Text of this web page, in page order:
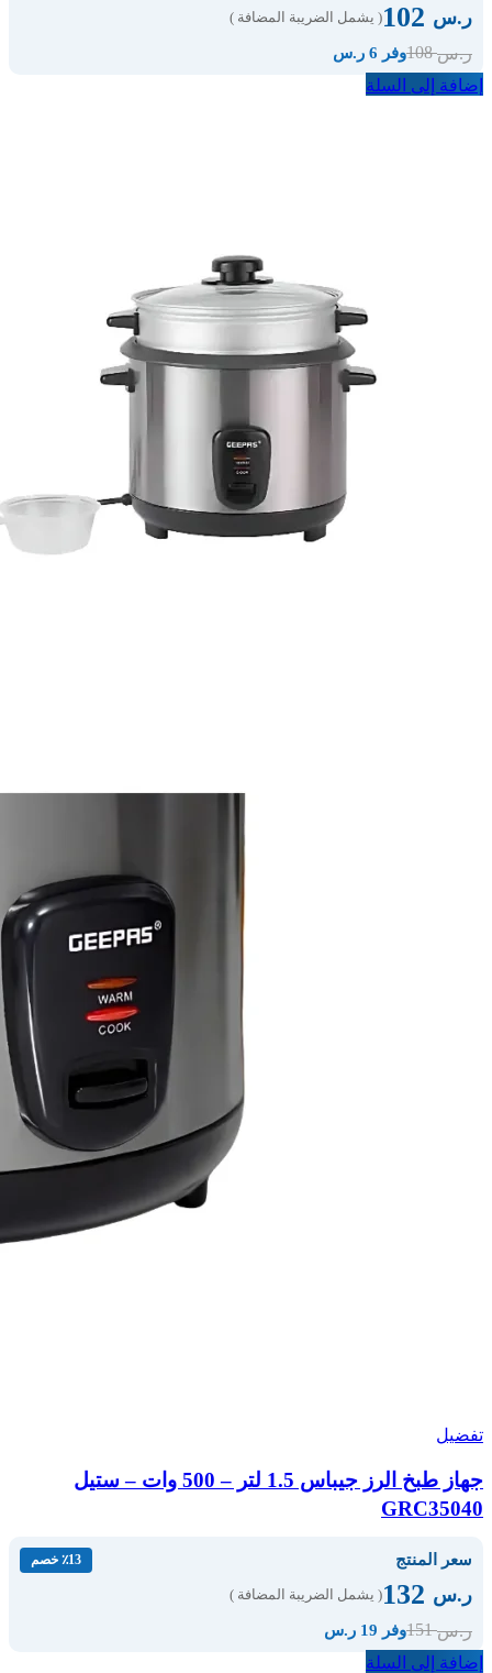
ر.س ( يشمل الضريبة المضافة )
ر.س108 وفر 6 ر.س
إضافة إلى السلة
تفضيل
جهاز طبخ الرز جيباس 1.5 لتر – 500 وات – ستيل
GRC35040
سعر المنتج ٪13 خصم
ر.س ( يشمل الضريبة المضافة )
ر.س151 وفر 19 ر.س
إضافة إلى السلة